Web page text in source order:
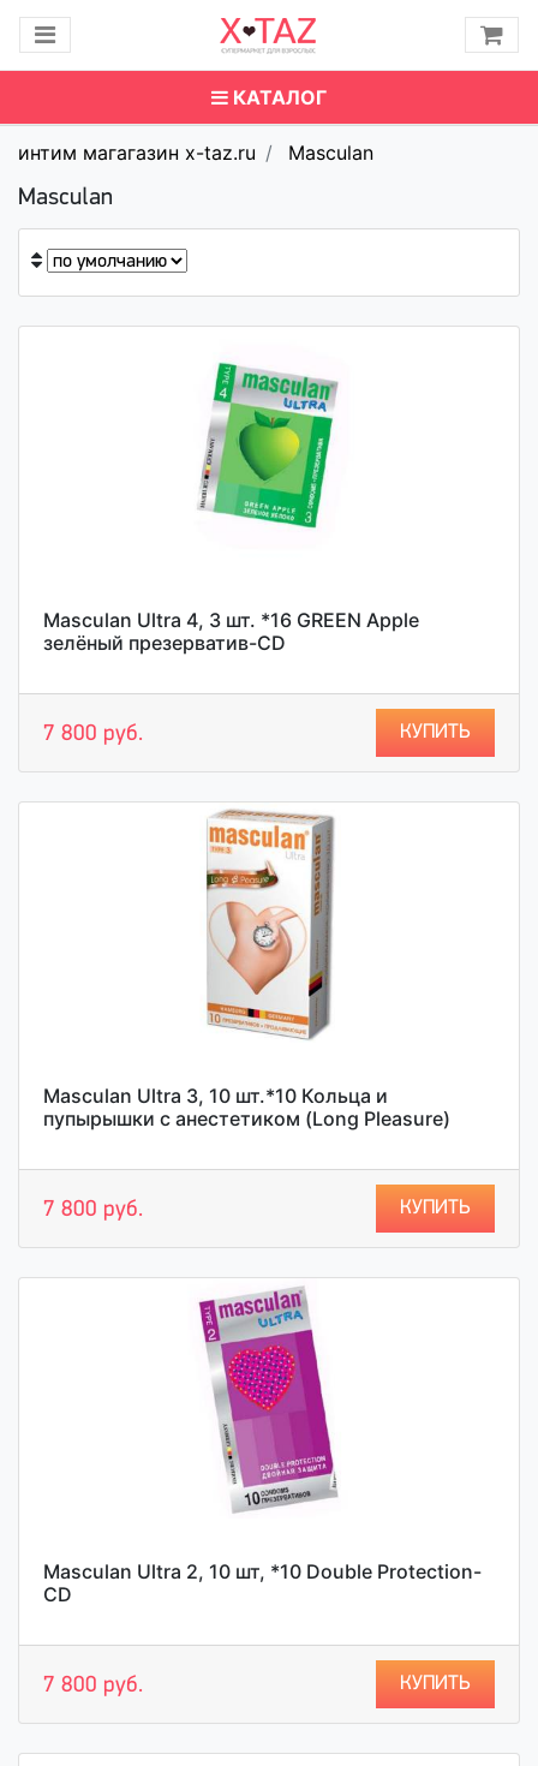
КАТАЛОГ
интим магагазин x-taz.ru
Masculan
Masculan
Masculan Ultra 4, 3 шт. *16 GREEN Apple
зелёный презерватив-CD
7 800 руб. КУПИТЬ
Masculan Ultra 3, 10 шт.*10 Кольца и
пупырышки с анестетиком (Long Pleasure)
7 800 руб. КУПИТЬ
Masculan Ultra 2, 10 шт, *10 Double Protection-
CD
7 800 руб. КУПИТЬ